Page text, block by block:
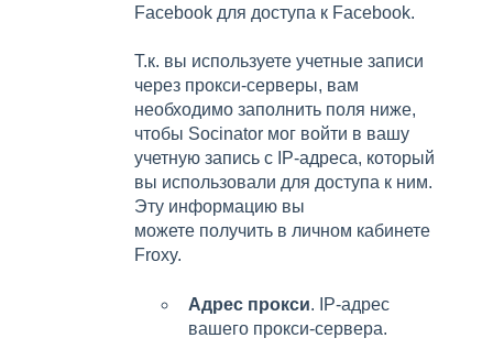
Facebook для доступа к Facebook.
Т.к. вы используете учетные записи
через прокси-серверы, вам
необходимо заполнить поля ниже,
чтобы Socinator мог войти в вашу
учетную запись с IP-адреса, который
вы использовали для доступа к ним.
Эту информацию вы
можете получить в личном кабинете
Froxy.
Адрес прокси. IP-адрес
вашего прокси-сервера.